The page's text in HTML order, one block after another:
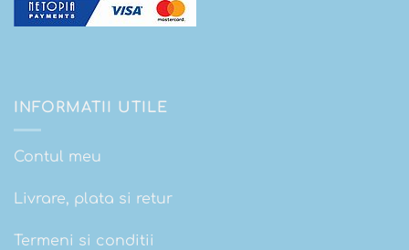
INFORMATII UTILE
Contul meu
Livrare, plata si retur
Termeni si conditii